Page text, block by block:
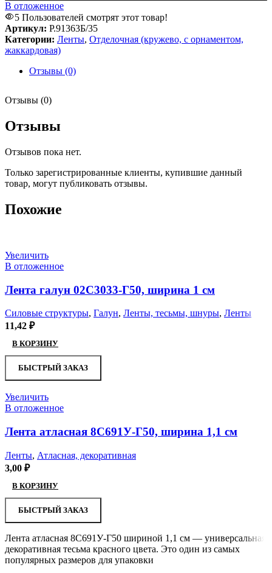
В отложенное
5 Пользователей смотрят этот товар!
Артикул: Р.91363Б/35
Категории: Ленты, Отделочная (кружево, с орнаментом,
жаккардовая)
Отзывы (0)
Отзывы (0)
Отзывы
Отзывов пока нет.
Только зарегистрированные клиенты, купившие данный
товар, могут публиковать отзывы.
Похожие
Увеличить
В отложенное
Лента галун 02С3033-Г50, ширина 1 см
Силовые структуры, Галун, Ленты, тесьмы, шнуры, Ленты
11,42 ₽
В КОРЗИНУ
БЫСТРЫЙ ЗАКАЗ
Увеличить
В отложенное
Лента атласная 8С691У-Г50, ширина 1,1 см
Ленты, Атласная, декоративная
3,00 ₽
В КОРЗИНУ
БЫСТРЫЙ ЗАКАЗ
Лента атласная 8С691У-Г50 шириной 1,1 см — универсальная
декоративная тесьма красного цвета. Это один из самых
популярных размеров для упаковки